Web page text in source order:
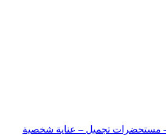
مستحضرات تجميل – عناية شخصية